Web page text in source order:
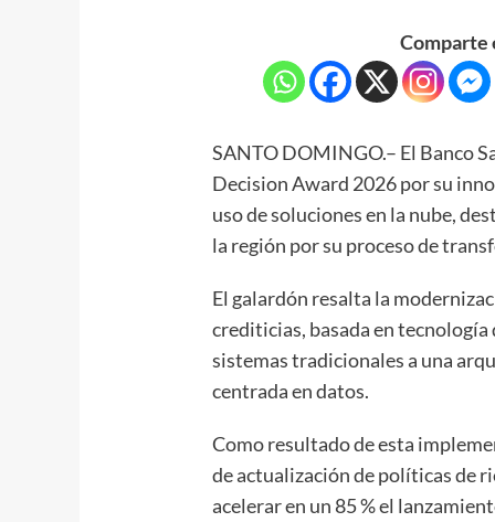
Comparte
SANTO DOMINGO.– El Banco
Decision Award 2026 por su
uso de soluciones en la nube,
la región por su proceso de
El galardón resalta la
crediticias, basada en
sistemas tradicionales a una
centrada en datos.
Como resultado de esta
de actualización de políticas de
acelerar en un 85 % el